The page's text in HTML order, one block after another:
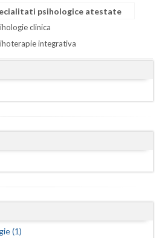
psihologice atestate
clinica
integrativa
(1)